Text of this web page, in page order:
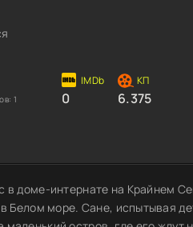
1 0 6.375
в доме-интернате на Крайнем
Белом море. Сане, испытывая